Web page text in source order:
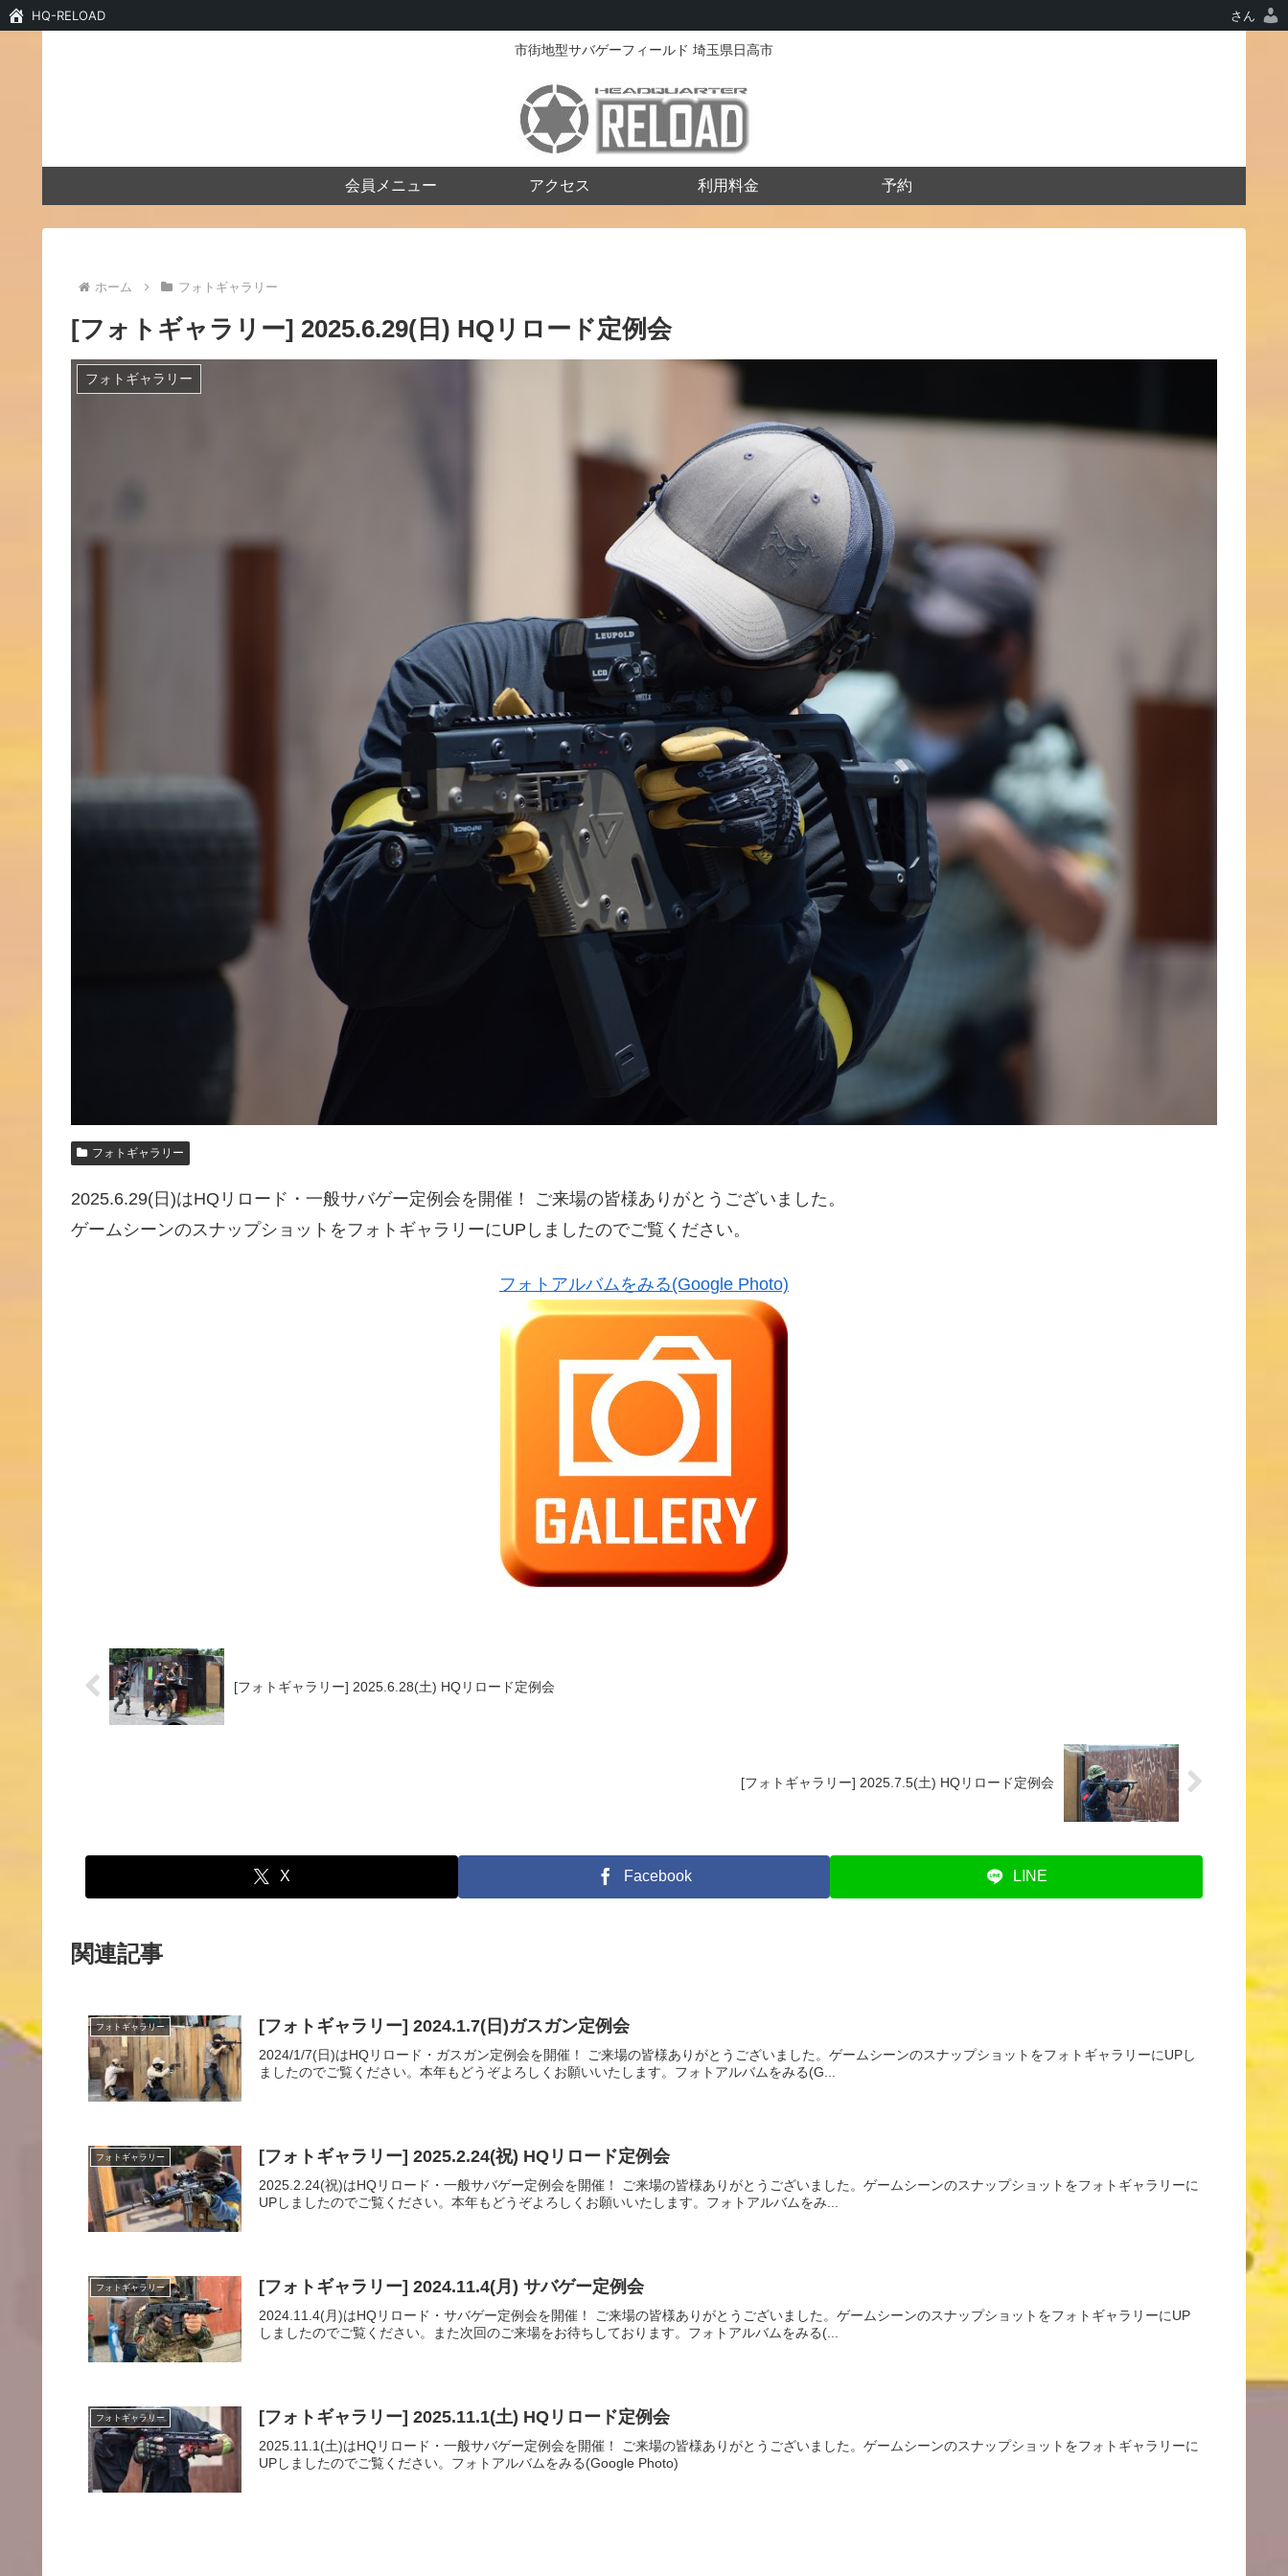
さん
HQ-RELOAD
市街地型サバゲーフィールド 埼玉県日高市
会員メニュー アクセス 利用料金 予約
ホーム フォトギャラリー
[フォトギャラリー] 2025.6.29(日) HQリロード定例会
フォトギャラリー
フォトギャラリー
2025.6.29(日)はHQリロード・一般サバゲー定例会を開催！ ご来場の皆様ありがとうございました。
ゲームシーンのスナップショットをフォトギャラリーにUPしましたのでご覧ください。
フォトアルバムをみる(Google Photo)
[フォトギャラリー] 2025.6.28(土) HQリロード定例会
[フォトギャラリー] 2025.7.5(土) HQリロード定例会
X Facebook LINE
関連記事
フォトギャラリー [フォトギャラリー] 2024.1.7(日)ガスガン定例会
2024/1/7(日)はHQリロード・ガスガン定例会を開催！ ご来場の皆様ありがとうございました。ゲームシーンのスナップショットをフォトギャラリーにUPし
ましたのでご覧ください。本年もどうぞよろしくお願いいたします。フォトアルバムをみる(G...
フォトギャラリー [フォトギャラリー] 2025.2.24(祝) HQリロード定例会
2025.2.24(祝)はHQリロード・一般サバゲー定例会を開催！ ご来場の皆様ありがとうございました。ゲームシーンのスナップショットをフォトギャラリーに
UPしましたのでご覧ください。本年もどうぞよろしくお願いいたします。フォトアルバムをみ...
フォトギャラリー [フォトギャラリー] 2024.11.4(月) サバゲー定例会
2024.11.4(月)はHQリロード・サバゲー定例会を開催！ ご来場の皆様ありがとうございました。ゲームシーンのスナップショットをフォトギャラリーにUP
しましたのでご覧ください。また次回のご来場をお待ちしております。フォトアルバムをみる(...
フォトギャラリー [フォトギャラリー] 2025.11.1(土) HQリロード定例会
2025.11.1(土)はHQリロード・一般サバゲー定例会を開催！ ご来場の皆様ありがとうございました。ゲームシーンのスナップショットをフォトギャラリーに
UPしましたのでご覧ください。フォトアルバムをみる(Google Photo)